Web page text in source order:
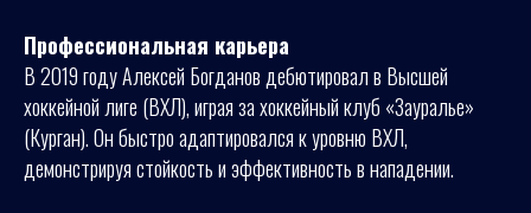
Профессиональная карьера
В 2019 году Алексей Богданов дебютировал в Высшей
хоккейной лиге (ВХЛ), играя за хоккейный клуб «Зауралье»
(Курган). Он быстро адаптировался к уровню ВХЛ,
демонстрируя стойкость и эффективность в нападении.